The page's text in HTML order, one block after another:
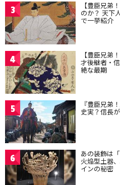
3 【豊臣兄弟
のか？ 天下
で一挙紹介
4 【豊臣兄弟
才後継者・
絶な最期
5 『豊臣兄弟
史実？信長
6 あの装飾は
火焔型土器
インの秘密